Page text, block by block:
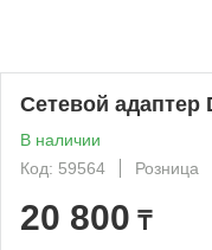
Сетевой адаптер
В наличии
Код: 59564
Розница
20 800 ₸